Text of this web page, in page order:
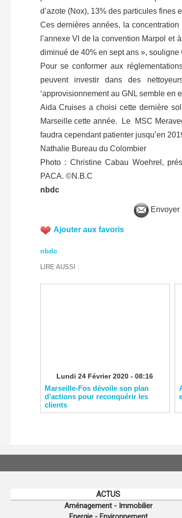
d’azote (Nox), 13% des particules fines
Ces dernières années, la
l’annexe VI de la convention Marpol
diminué de 40% en sept ans »,
Pour se conformer aux
peuvent investir dans des
‘approvisionnement au GNL semble en
Aida Cruises a choisi cette dernière
Marseille cette année. Le MSC
faudra cependant patienter jusqu’en
Nathalie Bureau du Colombier
Photo : Christine Cabau Woehrel,
PACA. ©N.B.C
nbdc
Envoyer
Ajouter aux favoris
nbdc
LIRE AUSSI :
Lundi 24 Février 2020 - 08:16
Marseille-Fos dévoile son plan
d’actions pour reconquérir les
clients
ACTUS
Aménagement - Immobilier